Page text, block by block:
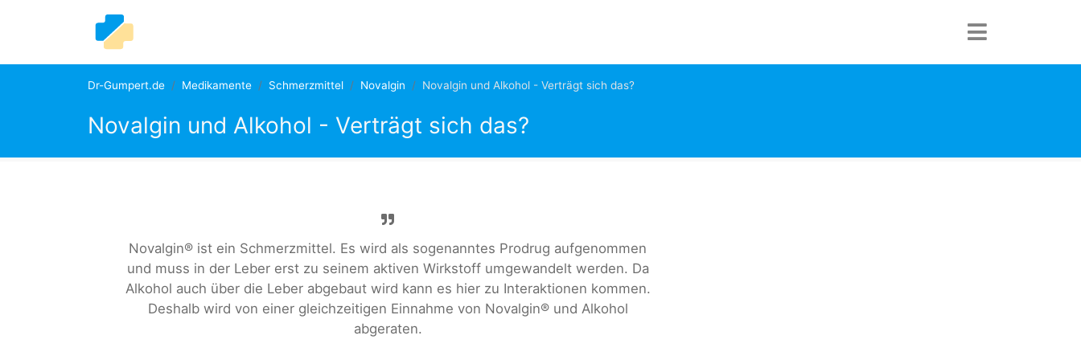
Dr-Gumpert.de Medikamente Schmerzmittel Novalgin Novalgin und Alkohol - Verträgt sich das?
Novalgin und Alkohol - Verträgt sich das?
Novalgin® ist ein Schmerzmittel. Es wird als sogenanntes Prodrug aufgenommen
und muss in der Leber erst zu seinem aktiven Wirkstoff umgewandelt werden. Da
Alkohol auch über die Leber abgebaut wird kann es hier zu Interaktionen kommen.
Deshalb wird von einer gleichzeitigen Einnahme von Novalgin® und Alkohol
abgeraten.